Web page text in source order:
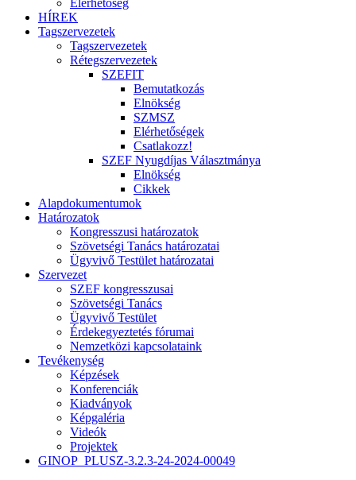
Elérhetőség
HÍREK
Tagszervezetek
Tagszervezetek
Rétegszervezetek
SZEFIT
Bemutatkozás
Elnökség
SZMSZ
Elérhetőségek
Csatlakozz!
SZEF Nyugdíjas Választmánya
Elnökség
Cikkek
Alapdokumentumok
Határozatok
Kongresszusi határozatok
Szövetségi Tanács határozatai
Ügyvivő Testület határozatai
Szervezet
SZEF kongresszusai
Szövetségi Tanács
Ügyvivő Testület
Érdekegyeztetés fórumai
Nemzetközi kapcsolataink
Tevékenység
Képzések
Konferenciák
Kiadványok
Képgaléria
Videók
Projektek
GINOP_PLUSZ-3.2.3-24-2024-00049